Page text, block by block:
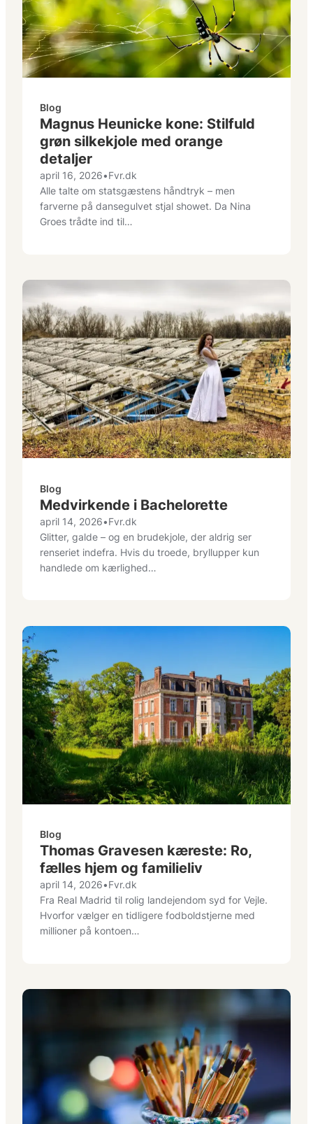
Blog
Magnus Heunicke kone: Stilfuld
grøn silkekjole med orange
detaljer
april 16, 2026•Fvr.dk
Alle talte om statsgæstens håndtryk – men
farverne på dansegulvet stjal showet. Da Nina
Groes trådte ind til…
Blog
Medvirkende i Bachelorette
april 14, 2026•Fvr.dk
Glitter, galde – og en brudekjole, der aldrig ser
renseriet indefra. Hvis du troede, bryllupper kun
handlede om kærlighed…
Blog
Thomas Gravesen kæreste: Ro,
fælles hjem og familieliv
april 14, 2026•Fvr.dk
Fra Real Madrid til rolig landejendom syd for Vejle.
Hvorfor vælger en tidligere fodboldstjerne med
millioner på kontoen…